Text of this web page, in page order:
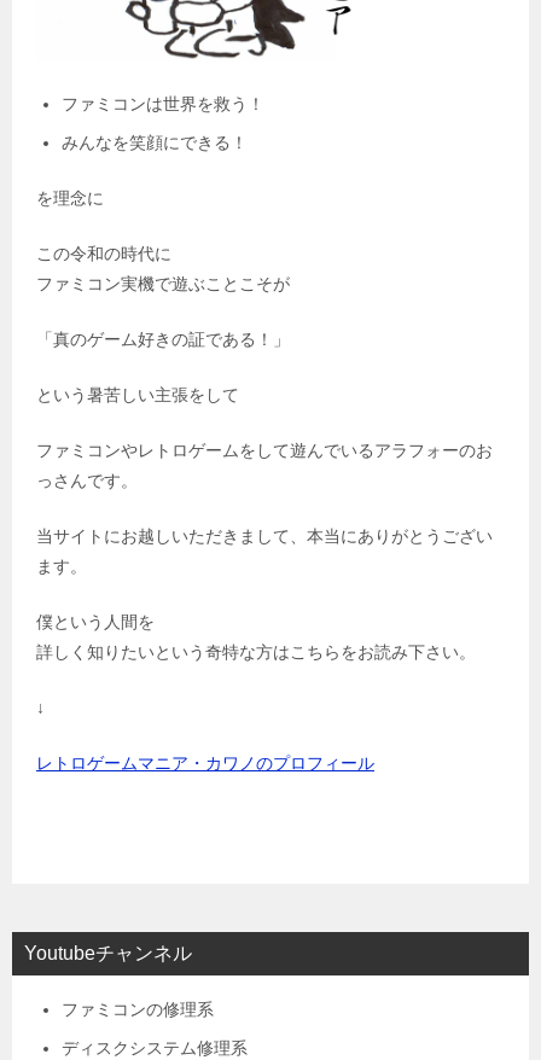
ファミコンは世界を救う！
みんなを笑顔にできる！
を理念に
この令和の時代に
ファミコン実機で遊ぶことこそが
「真のゲーム好きの証である！」
という暑苦しい主張をして
ファミコンやレトロゲームをして遊んでいるアラフォーのお
っさんです。
当サイトにお越しいただきまして、本当にありがとうござい
ます。
僕という人間を
詳しく知りたいという奇特な方はこちらをお読み下さい。
↓
レトロゲームマニア・カワノのプロフィール
Youtubeチャンネル
ファミコンの修理系
ディスクシステム修理系